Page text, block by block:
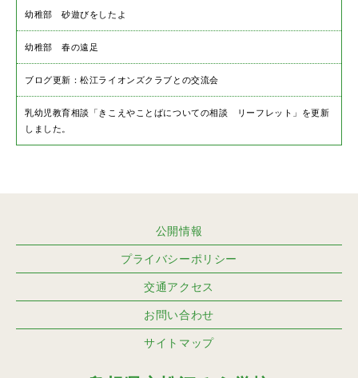
幼稚部 砂遊びをしたよ
幼稚部 春の遠足
ブログ更新：松江ライオンズクラブとの交流会
乳幼児教育相談「きこえやことばについての相談 リーフレット」を更新
しました。
公開情報
プライバシーポリシー
交通アクセス
お問い合わせ
サイトマップ